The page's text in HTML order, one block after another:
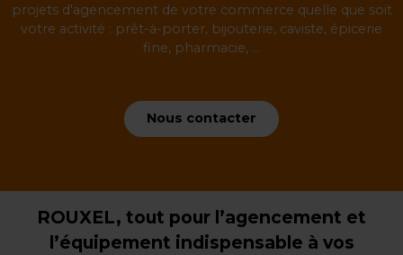
projets d'agencement de votre commerce quelle que soit
votre activité : prêt-à-porter, bijouterie, caviste, épicerie
fine, pharmacie, ...
Nous contacter
ROUXEL, tout pour l’agencement et
l’équipement indispensable à vos